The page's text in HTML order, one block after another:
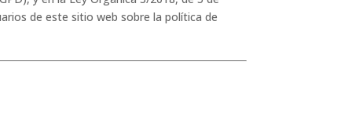
de este sitio web sobre la política de